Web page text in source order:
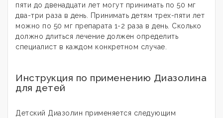
пяти до двенадцати лет могут принимать по 50 мг
два-три раза в день. Принимать детям трех-пяти лет
можно по 50 мг препарата 1-2 раза в день. Сколько
должно длиться лечение должен определить
специалист в каждом конкретном случае.
Инструкция по применению Диазолина
для детей
Детский Диазолин применяется следующим